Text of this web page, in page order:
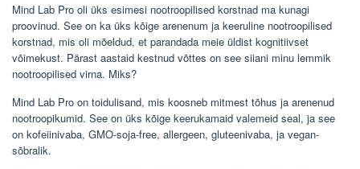
Mind Lab Pro oli üks esimesi nootroopilised korstnad ma kunagi
proovinud. See on ka üks kõige arenenum ja keeruline nootroopilised
korstnad, mis oli mõeldud, et parandada meie üldist kognitiivset
võimekust. Pärast aastaid kestnud võttes on see siiani minu lemmik
nootroopilised virna. Miks?
Mind Lab Pro on toidulisand, mis koosneb mitmest tõhus ja arenenud
nootroopikumid. See on üks kõige keerukamaid valemeid seal, ja see
on kofeiinivaba, GMO-soja-free, allergeen, gluteenivaba, ja vegan-
sõbralik.